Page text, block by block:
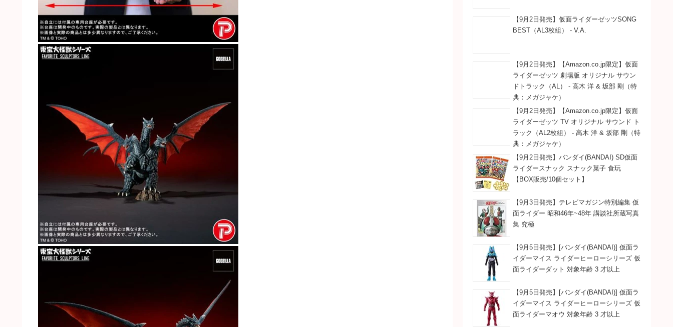
【9月2日発売】仮面ライダーゼッツSONG
BEST（AL3枚組） - V.A.
【9月2日発売】【Amazon.co.jp限定】仮面
ライダーゼッツ 劇場版 オリジナル サウン
ドトラック（AL） - 高木 洋 & 坂部 剛（特
典：メガジャケ）
【9月2日発売】【Amazon.co.jp限定】仮面
ライダーゼッツ TV オリジナル サウンド ト
ラック（AL2枚組） - 高木 洋 & 坂部 剛（特
典：メガジャケ）
【9月2日発売】バンダイ(BANDAI) SD仮面
ライダースナック スナック菓子 食玩
【BOX販売/10個セット】
【9月3日発売】テレビマガジン特別編集 仮
面ライダー 昭和46年~48年 講談社所蔵写真
集 究極
【9月5日発売】[バンダイ(BANDAI)] 仮面ラ
イダーマイス ライダーヒーローシリーズ 仮
面ライダーダット 対象年齢 3 才以上
【9月5日発売】[バンダイ(BANDAI)] 仮面ラ
イダーマイス ライダーヒーローシリーズ 仮
面ライダーマオウ 対象年齢 3 才以上